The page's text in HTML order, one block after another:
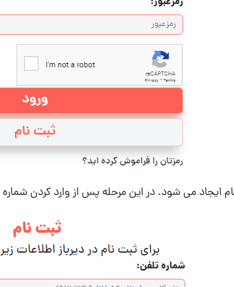
ایجاد می شود. در این مرحله پس از وارد کردن